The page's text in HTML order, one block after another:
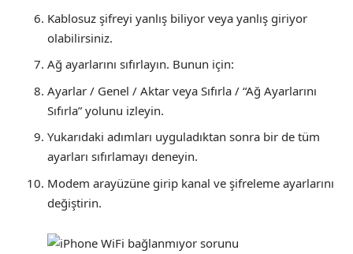
Kablosuz şifreyi yanlış biliyor veya yanlış giriyor
olabilirsiniz.
Ağ ayarlarını sıfırlayın. Bunun için:
Ayarlar / Genel / Aktar veya Sıfırla / “Ağ Ayarlarını
Sıfırla” yolunu izleyin.
Yukarıdaki adımları uyguladıktan sonra bir de tüm
ayarları sıfırlamayı deneyin.
Modem arayüzüne girip kanal ve şifreleme ayarlarını
değiştirin.